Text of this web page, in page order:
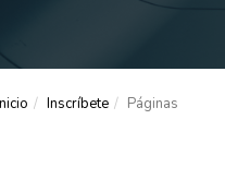
Inscríbete Páginas